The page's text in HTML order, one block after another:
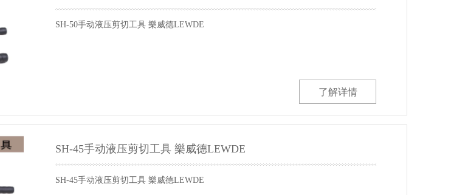
SH-50手动液压剪切工具 樂威德LEWDE
了解详情
SH-45手动液压剪切工具 樂威德LEWDE
SH-45手动液压剪切工具 樂威德LEWDE